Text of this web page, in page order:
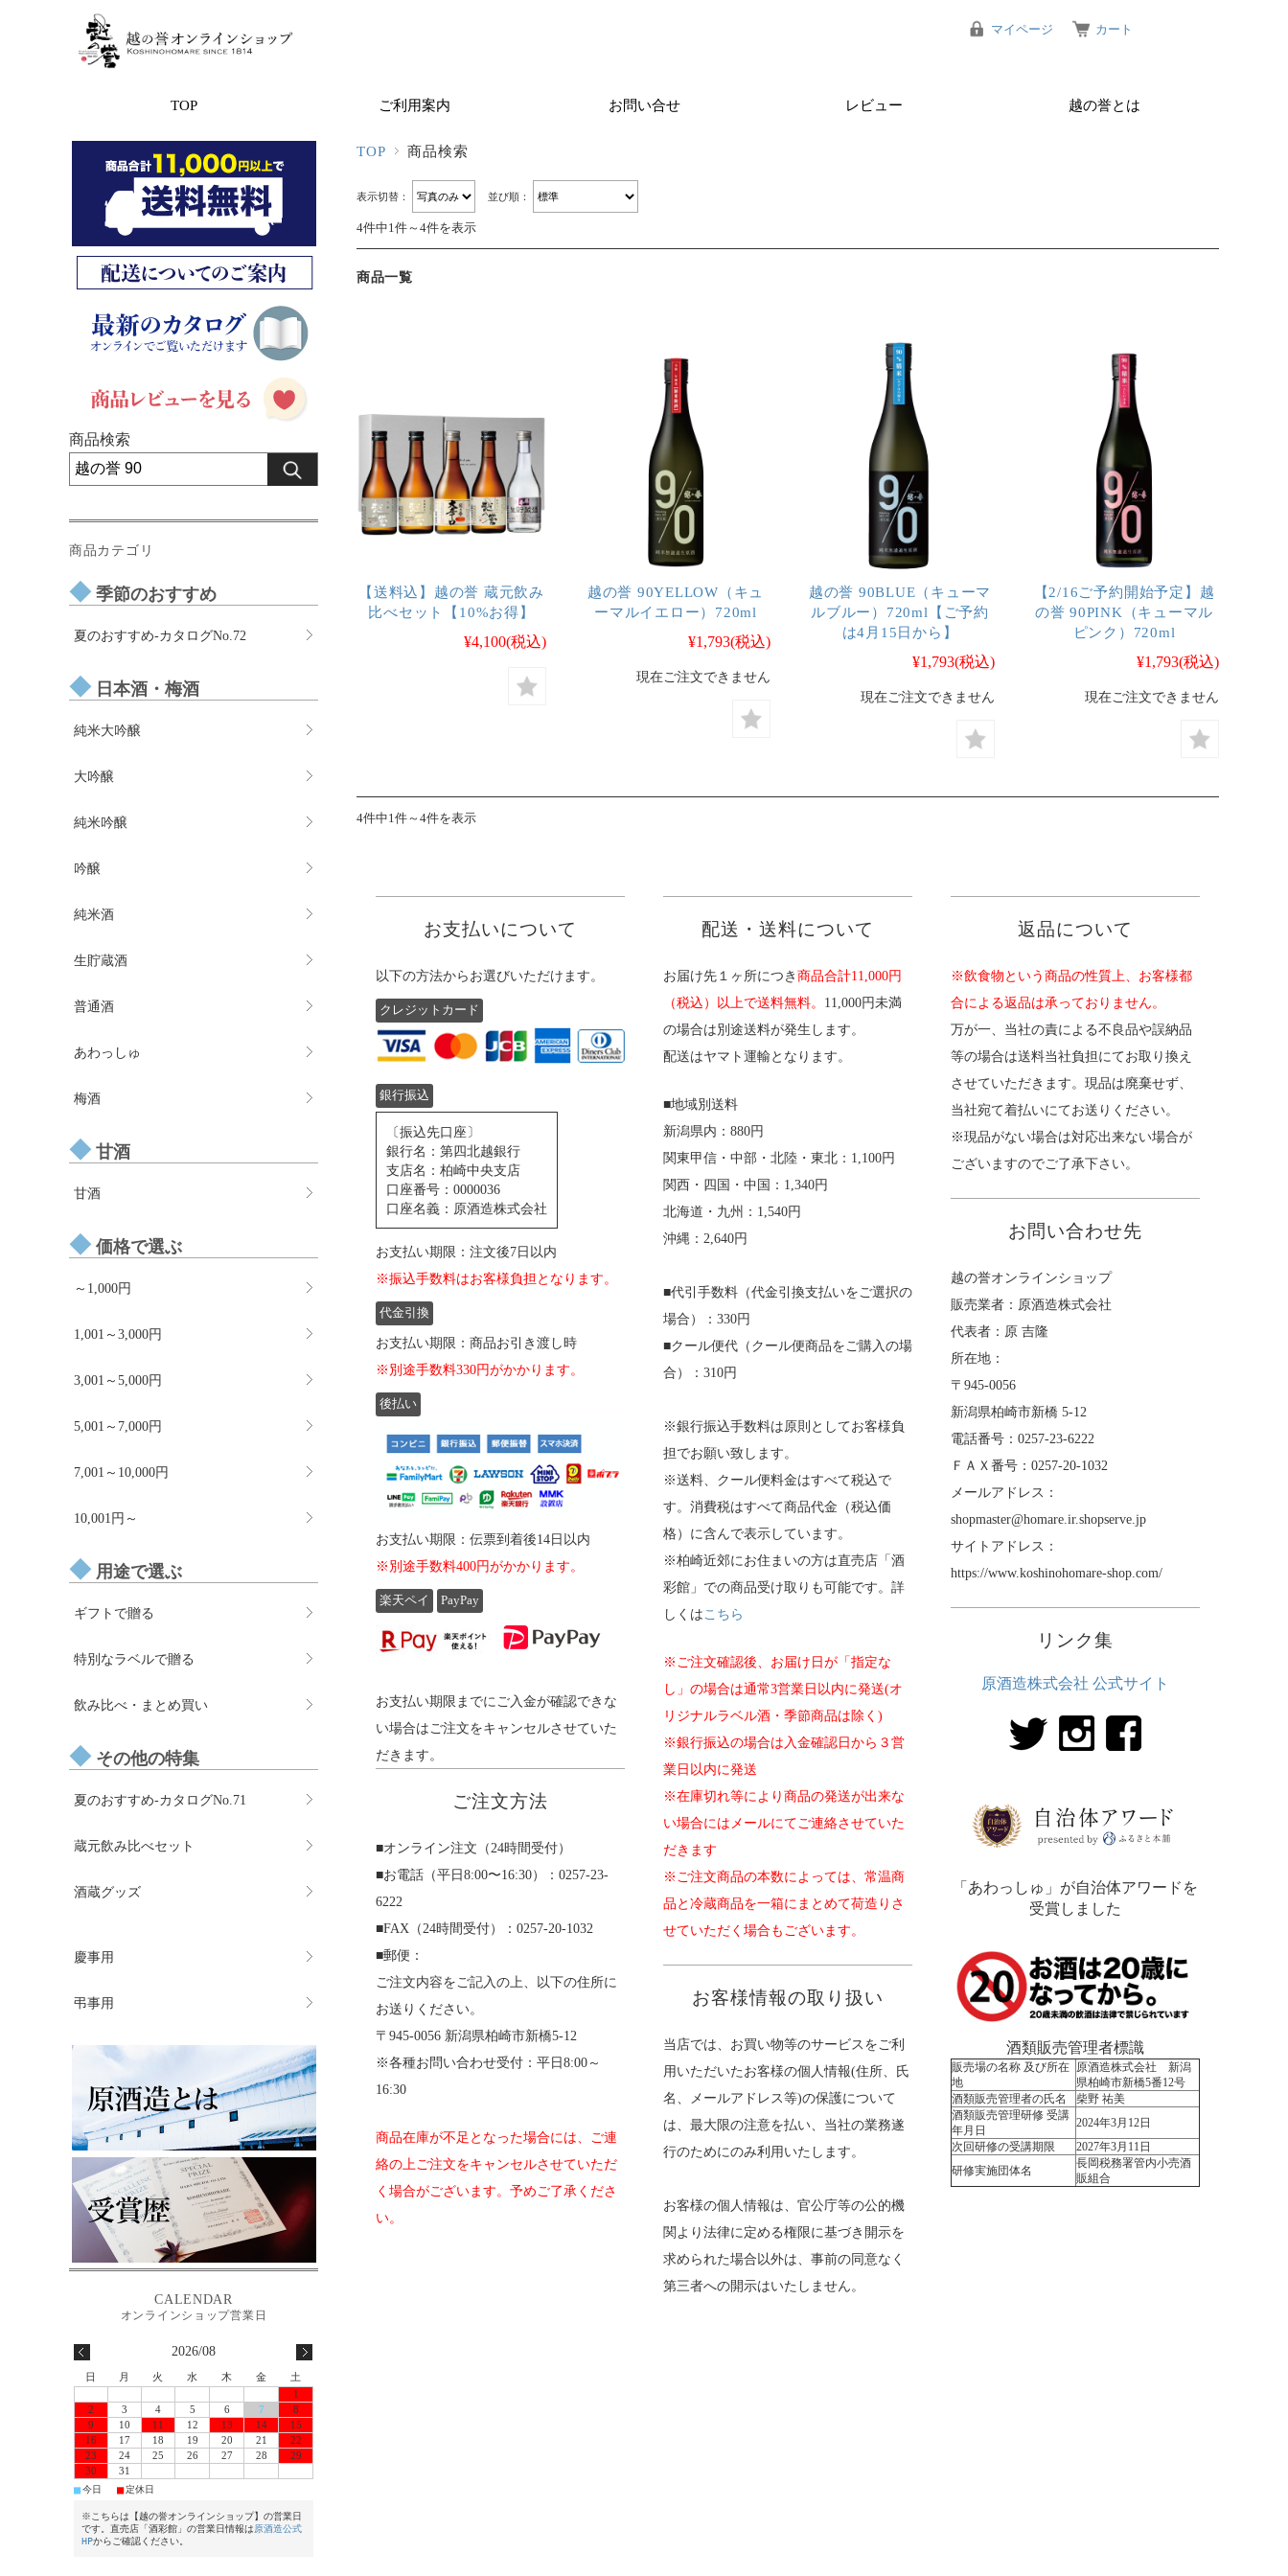
マイページ カート
TOP ご利用案内 お問い合せ レビュー 越の誉とは
TOP 商品検索
表示切替： 並び順：
4件中1件～4件を表示
商品一覧
【送料込】越の誉 蔵元飲み
比べセット【10%お得】
¥4,100(税込)
越の誉 90YELLOW（キュ
ーマルイエロー）720ml
¥1,793(税込)
現在ご注文できません
越の誉 90BLUE（キューマ
ルブルー）720ml【ご予約
は4月15日から】
¥1,793(税込)
現在ご注文できません
【2/16ご予約開始予定】越
の誉 90PINK（キューマル
ピンク）720ml
¥1,793(税込)
現在ご注文できません
4件中1件～4件を表示
お支払いについて
以下の方法からお選びいただけます。
クレジットカード
銀行振込
〔振込先口座〕
銀行名：第四北越銀行
支店名：柏崎中央支店
口座番号：0000036
口座名義：原酒造株式会社
お支払い期限：注文後7日以内
※振込手数料はお客様負担となります。
代金引換
お支払い期限：商品お引き渡し時
※別途手数料330円がかかります。
後払い
お支払い期限：伝票到着後14日以内
※別途手数料400円がかかります。
楽天ペイ PayPay
お支払い期限までにご入金が確認できな
い場合はご注文をキャンセルさせていた
だきます。
ご注文方法
■オンライン注文（24時間受付）
■お電話（平日8:00〜16:30）：0257-23-
6222
■FAX（24時間受付）：0257-20-1032
■郵便：
ご注文内容をご記入の上、以下の住所に
お送りください。
〒945-0056 新潟県柏崎市新橋5-12
※各種お問い合わせ受付：平日8:00～
16:30
商品在庫が不足となった場合には、ご連
絡の上ご注文をキャンセルさせていただ
く場合がございます。予めご了承くださ
い。
配送・送料について
お届け先１ヶ所につき商品合計11,000円
（税込）以上で送料無料。 11,000円未満
の場合は別途送料が発生します。
配送はヤマト運輸となります。
■地域別送料
新潟県内：880円
関東甲信・中部・北陸・東北：1,100円
関西・四国・中国：1,340円
北海道・九州：1,540円
沖縄：2,640円
■代引手数料（代金引換支払いをご選択の
場合）：330円
■クール便代（クール便商品をご購入の場
合）：310円
※銀行振込手数料は原則としてお客様負
担でお願い致します。
※送料、クール便料金はすべて税込で
す。消費税はすべて商品代金（税込価
格）に含んで表示しています。
※柏崎近郊にお住まいの方は直売店「酒
彩館」での商品受け取りも可能です。詳
しくはこちら
※ご注文確認後、お届け日が「指定な
し」の場合は通常3営業日以内に発送(オ
リジナルラベル酒・季節商品は除く)
※銀行振込の場合は入金確認日から３営
業日以内に発送
※在庫切れ等により商品の発送が出来な
い場合にはメールにてご連絡させていた
だきます
※ご注文商品の本数によっては、常温商
品と冷蔵商品を一箱にまとめて荷造りさ
せていただく場合もございます。
お客様情報の取り扱い
当店では、お買い物等のサービスをご利
用いただいたお客様の個人情報(住所、氏
名、メールアドレス等)の保護について
は、最大限の注意を払い、当社の業務遂
行のためにのみ利用いたします。
お客様の個人情報は、官公庁等の公的機
関より法律に定める権限に基づき開示を
求められた場合以外は、事前の同意なく
第三者への開示はいたしません。
返品について
※飲食物という商品の性質上、お客様都
合による返品は承っておりません。
万が一、当社の責による不良品や誤納品
等の場合は送料当社負担にてお取り換え
させていただきます。現品は廃棄せず、
当社宛て着払いにてお送りください。
※現品がない場合は対応出来ない場合が
ございますのでご了承下さい。
お問い合わせ先
越の誉オンラインショップ
販売業者：原酒造株式会社
代表者：原 吉隆
所在地：
〒945-0056
新潟県柏崎市新橋 5-12
電話番号：0257-23-6222
ＦＡＸ番号：0257-20-1032
メールアドレス：
shopmaster@homare.ir.shopserve.jp
サイトアドレス：
https://www.koshinohomare-shop.com/
リンク集
原酒造株式会社 公式サイト
「あわっしゅ」が自治体アワードを
受賞しました
酒類販売管理者標識
販売場の名称 及び所在
地
原酒造株式会社 新潟
県柏崎市新橋5番12号
酒類販売管理者の氏名
柴野 祐美
酒類販売管理研修 受講
年月日
2024年3月12日
次回研修の受講期限
2027年3月11日
研修実施団体名
長岡税務署管内小売酒
販組合
商品検索
商品カテゴリ
季節のおすすめ
夏のおすすめ-カタログNo.72
日本酒・梅酒
純米大吟醸
大吟醸
純米吟醸
吟醸
純米酒
生貯蔵酒
普通酒
あわっしゅ
梅酒
甘酒
甘酒
価格で選ぶ
～1,000円
1,001～3,000円
3,001～5,000円
5,001～7,000円
7,001～10,000円
10,001円～
用途で選ぶ
ギフトで贈る
特別なラベルで贈る
飲み比べ・まとめ買い
その他の特集
夏のおすすめ-カタログNo.71
蔵元飲み比べセット
酒蔵グッズ
慶事用
弔事用
2026/08
日 月 火 水 木 金
土
1
2
3 4 5 6 7
8
9
10 11 12 13 14
15
16
17 18 19 20 21
22
23
24 25 26 27 28
29
30
31
■今日 ■定休日
※こちらは【越の誉オンラインショップ】の営業日
です。直売店「酒彩館」の営業日情報は原酒造公式
HPからご確認ください。